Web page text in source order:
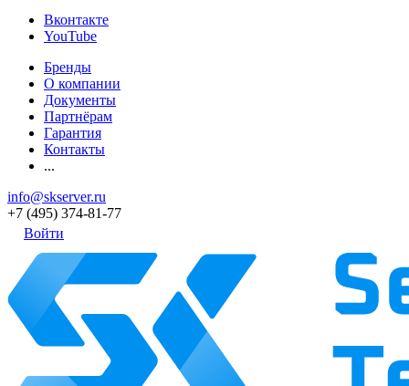
Вконтакте
YouTube
Бренды
О компании
Документы
Партнёрам
Гарантия
Контакты
...
info@skserver.ru
+7 (495) 374-81-77
Войти